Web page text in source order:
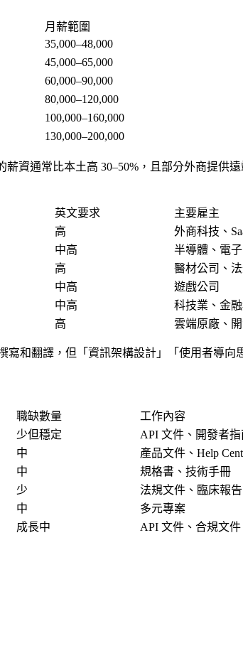
月薪範圍
35,000–48,000
45,000–65,000
60,000–90,000
80,000–120,000
100,000–160,000
130,000–200,000
資通常比本土高 30–50%，且部分外商提供遠
英文要求
主要雇主
高
外商科技、
中高
半導體、電
高
醫材公司、
中高
遊戲公司
中高
科技業、金
高 雲端原廠、
寫和翻譯，但「資訊架構設計」「使用者導
職缺數量
工作內容
少但穩定
API 文件、開發者指
中
產品文件、Help
中
規格書、技術手冊
少
法規文件、臨床報告
中
多元專案
成長中 API 文件、合規文件